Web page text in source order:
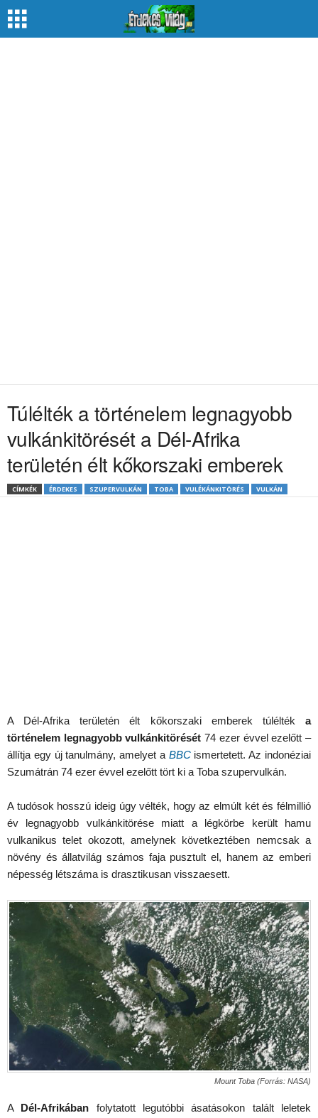
Túlélték a történelem legnagyobb
vulkánkitörését a Dél-Afrika
területén élt kőkorszaki emberek
CÍMKÉK ÉRDEKES SZUPERVULKÁN TOBA VULÉKÁNKITÖRÉS VULKÁN
A Dél-Afrika területén élt kőkorszaki emberek túlélték a
történelem legnagyobb vulkánkitörését 74 ezer évvel ezelőtt –
állítja egy új tanulmány, amelyet a BBC ismertetett. Az indonéziai
Szumátrán 74 ezer évvel ezelőtt tört ki a Toba szupervulkán.
A tudósok hosszú ideig úgy vélték, hogy az elmúlt két és félmillió
év legnagyobb vulkánkitörése miatt a légkörbe került hamu
vulkanikus telet okozott, amelynek következtében nemcsak a
növény és állatvilág számos faja pusztult el, hanem az emberi
népesség létszáma is drasztikusan visszaesett.
Mount Toba (Forrás: NASA)
A Dél-Afrikában folytatott legutóbbi ásatásokon talált leletek